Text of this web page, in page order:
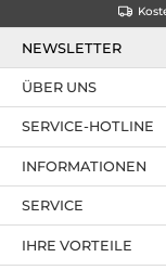
NEWSLETTER
SERVICE-HOTLINE
IHRE VORTEILE
ÜBER UNS
INFORMATIONEN
SERVICE